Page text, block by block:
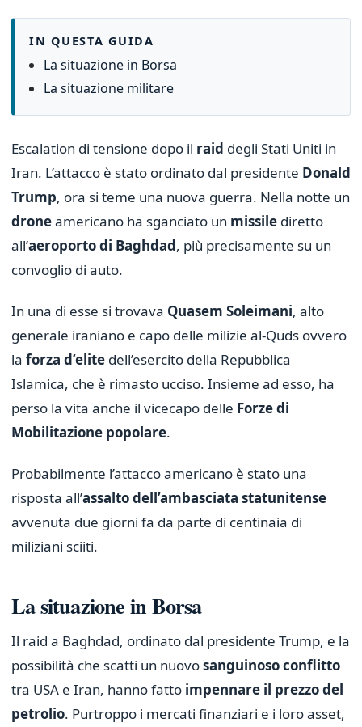
IN QUESTA GUIDA
La situazione in Borsa
La situazione militare
Escalation di tensione dopo il raid degli Stati Uniti in
Iran. L’attacco è stato ordinato dal presidente Donald
Trump, ora si teme una nuova guerra. Nella notte un
droneamericano ha sganciato un missile diretto
all’aeroporto di Baghdad, più precisamente su un
convoglio di auto.
In una di esse si trovava Quasem Soleimani, alto
generale iraniano e capo delle milizie al-Quds ovvero
la forza d’elite dell’esercito della Repubblica
Islamica, che è rimasto ucciso. Insieme ad esso, ha
perso la vita anche il vicecapo delle Forze di
Mobilitazione popolare.
Probabilmente l’attacco americano è stato una
risposta all’assalto dell’ambasciata statunitense
avvenuta due giorni fa da parte di centinaia di
miliziani sciiti.
La situazione in Borsa
Il raid a Baghdad, ordinato dal presidente Trump, e la
possibilità che scatti un nuovosanguinoso conflitto
tra USA e Iran, hanno fatto impennare il prezzo del
petrolio. Purtroppo i mercati finanziari e i loro asset,